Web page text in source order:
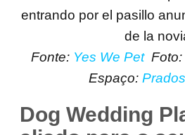
Fonte: Yes We PetFoto:
Espaço:
Dog Wedding